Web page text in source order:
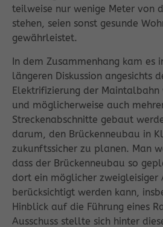
teilweise nur wenige Meter von
stehen, seien sonst gesunde
gewährleistet.
In dem Zusammenhang kam es
längeren Diskussion angesichts
Elektrifizierung der
und möglicherweise auch
Streckenabschnitte gebaut
darum, den Brückenneubau in
zukunftssicher zu planen. Man
dass der Brückenneubau so
dort ein möglicher zweigleisiger
berücksichtigt werden kann,
Hinblick auf die Führung eines
Ausschuss stellte sich hinter